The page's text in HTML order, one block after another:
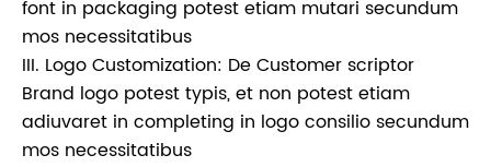
font in packaging potest etiam mutari secundum
mos necessitatibus
III. Logo Customization: De Customer scriptor
Brand logo potest typis, et non potest etiam
adiuvaret in completing in logo consilio secundum
mos necessitatibus